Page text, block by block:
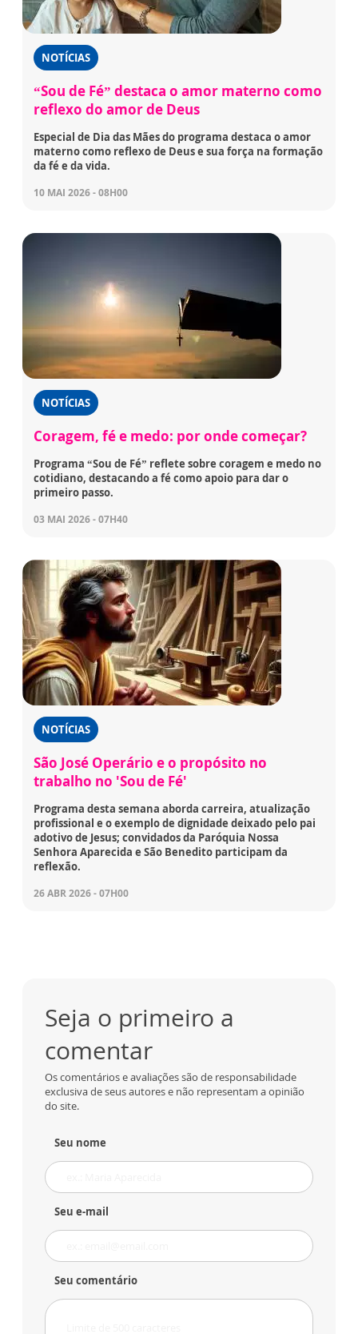
NOTÍCIAS
“Sou de Fé” destaca o amor materno como
reflexo do amor de Deus
Especial de Dia das Mães do programa destaca o amor
materno como reflexo de Deus e sua força na formação
da fé e da vida.
10 MAI 2026 - 08H00
NOTÍCIAS
Coragem, fé e medo: por onde começar?
Programa “Sou de Fé” reflete sobre coragem e medo no
cotidiano, destacando a fé como apoio para dar o
primeiro passo.
03 MAI 2026 - 07H40
NOTÍCIAS
São José Operário e o propósito no
trabalho no 'Sou de Fé'
Programa desta semana aborda carreira, atualização
profissional e o exemplo de dignidade deixado pelo pai
adotivo de Jesus; convidados da Paróquia Nossa
Senhora Aparecida e São Benedito participam da
reflexão.
26 ABR 2026 - 07H00
Seja o primeiro a
comentar
Os comentários e avaliações são de responsabilidade
exclusiva de seus autores e não representam a opinião
do site.
Seu nome
Seu e-mail
Seu comentário